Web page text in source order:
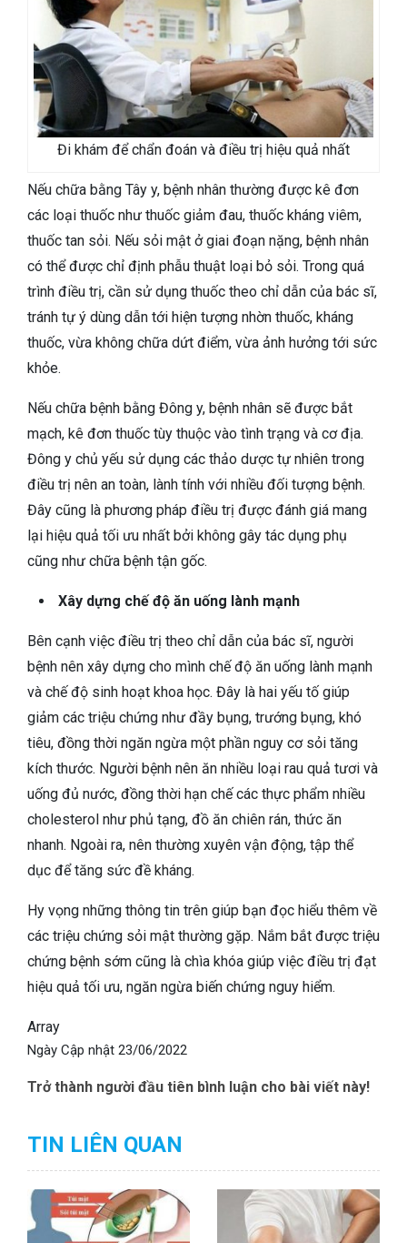
Đi khám để chẩn đoán và điều trị hiệu quả nhất
Nếu chữa bằng Tây y, bệnh nhân thường được kê đơn
các loại thuốc như thuốc giảm đau, thuốc kháng viêm,
thuốc tan sỏi. Nếu sỏi mật ở giai đoạn nặng, bệnh nhân
có thể được chỉ định phẫu thuật loại bỏ sỏi. Trong quá
trình điều trị, cần sử dụng thuốc theo chỉ dẫn của bác sĩ,
tránh tự ý dùng dẫn tới hiện tượng nhờn thuốc, kháng
thuốc, vừa không chữa dứt điểm, vừa ảnh hưởng tới sức
khỏe.
Nếu chữa bệnh bằng Đông y, bệnh nhân sẽ được bắt
mạch, kê đơn thuốc tùy thuộc vào tình trạng và cơ địa.
Đông y chủ yếu sử dụng các thảo dược tự nhiên trong
điều trị nên an toàn, lành tính với nhiều đối tượng bệnh.
Đây cũng là phương pháp điều trị được đánh giá mang
lại hiệu quả tối ưu nhất bởi không gây tác dụng phụ
cũng như chữa bệnh tận gốc.
Xây dựng chế độ ăn uống lành mạnh
Bên cạnh việc điều trị theo chỉ dẫn của bác sĩ, người
bệnh nên xây dựng cho mình chế độ ăn uống lành mạnh
và chế độ sinh hoạt khoa học. Đây là hai yếu tố giúp
giảm các triệu chứng như đầy bụng, trướng bụng, khó
tiêu, đồng thời ngăn ngừa một phần nguy cơ sỏi tăng
kích thước. Người bệnh nên ăn nhiều loại rau quả tươi và
uống đủ nước, đồng thời hạn chế các thực phẩm nhiều
cholesterol như phủ tạng, đồ ăn chiên rán, thức ăn
nhanh. Ngoài ra, nên thường xuyên vận động, tập thể
dục để tăng sức đề kháng.
Hy vọng những thông tin trên giúp bạn đọc hiểu thêm về
các triệu chứng sỏi mật thường gặp. Nắm bắt được triệu
chứng bệnh sớm cũng là chìa khóa giúp việc điều trị đạt
hiệu quả tối ưu, ngăn ngừa biến chứng nguy hiểm.
Array
Ngày Cập nhật 23/06/2022
Trở thành người đầu tiên bình luận cho bài viết này!
TIN LIÊN QUAN